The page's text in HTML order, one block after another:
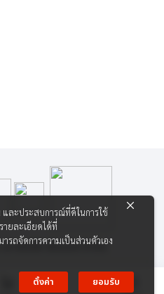
าเซิลลิ่ง เซ็นเตอร์ จำกัด
ละประสบการณ์ที่ดีในการใช้
ยละเอียดได้ที่
รถจัดการความเป็นส่วนตัวเอง
ตั้งค่า
ยอมรับ